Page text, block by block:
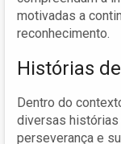
motivadas a
reconhecimento.
Histórias
Dentro do
diversas histórias
perseverança e